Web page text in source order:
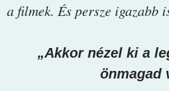
a filmek. És persze igazabb
„Akkor nézel ki a
önmagad